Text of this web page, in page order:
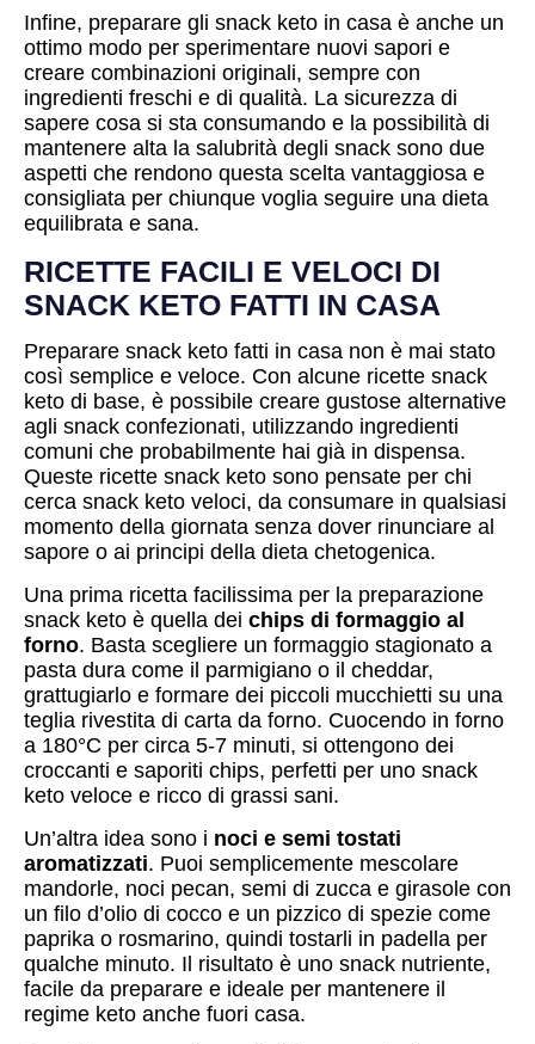
Infine, preparare gli snack keto in casa è anche un
ottimo modo per sperimentare nuovi sapori e
creare combinazioni originali, sempre con
ingredienti freschi e di qualità. La sicurezza di
sapere cosa si sta consumando e la possibilità di
mantenere alta la salubrità degli snack sono due
aspetti che rendono questa scelta vantaggiosa e
consigliata per chiunque voglia seguire una dieta
equilibrata e sana.
RICETTE FACILI E VELOCI DI
SNACK KETO FATTI IN CASA
Preparare snack keto fatti in casa non è mai stato
così semplice e veloce. Con alcune ricette snack
keto di base, è possibile creare gustose alternative
agli snack confezionati, utilizzando ingredienti
comuni che probabilmente hai già in dispensa.
Queste ricette snack keto sono pensate per chi
cerca snack keto veloci, da consumare in qualsiasi
momento della giornata senza dover rinunciare al
sapore o ai principi della dieta chetogenica.
Una prima ricetta facilissima per la preparazione
snack keto è quella dei chips di formaggio al
forno. Basta scegliere un formaggio stagionato a
pasta dura come il parmigiano o il cheddar,
grattugiarlo e formare dei piccoli mucchietti su una
teglia rivestita di carta da forno. Cuocendo in forno
a 180°C per circa 5-7 minuti, si ottengono dei
croccanti e saporiti chips, perfetti per uno snack
keto veloce e ricco di grassi sani.
Un’altra idea sono i noci e semi tostati
aromatizzati. Puoi semplicemente mescolare
mandorle, noci pecan, semi di zucca e girasole con
un filo d’olio di cocco e un pizzico di spezie come
paprika o rosmarino, quindi tostarli in padella per
qualche minuto. Il risultato è uno snack nutriente,
facile da preparare e ideale per mantenere il
regime keto anche fuori casa.